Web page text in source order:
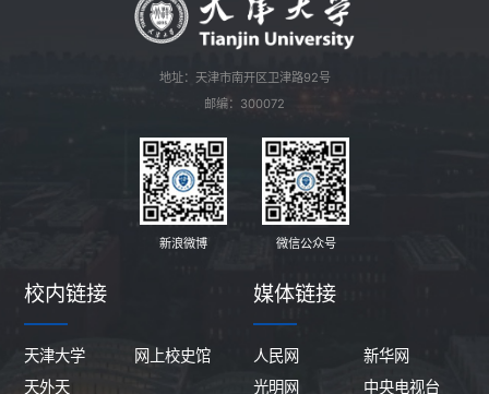
地址：天津市南开区卫津路92号
邮编：300072
新浪微博 微信公众号
校内链接
天津大学
网上校史馆
天外天
媒体链接
人民网
新华网
光明网
中央电视台